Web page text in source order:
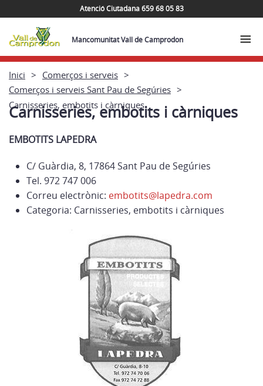
Atenció Ciutadana 659 68 05 83
Mancomunitat Vall de Camprodon
Inici
Comerços i serveis
Comerços i serveis Sant Pau de Segúries
Carnisseries, embotits i càrniques
Carnisseries, embotits i càrniques
EMBOTITS LAPEDRA
C/ Guàrdia, 8, 17864 Sant Pau de Segúries
Tel. 972 747 006
Correu electrònic: embotits@lapedra.com
Categoria: Carnisseries, embotits i càrniques